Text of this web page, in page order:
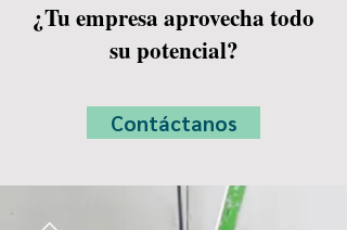
¿Tu empresa aprovecha todo
su potencial?
Contáctanos